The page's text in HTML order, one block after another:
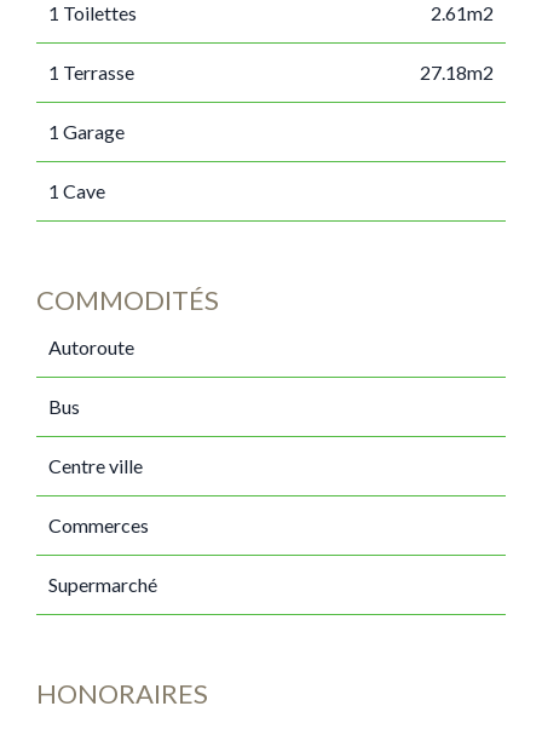
1 Toilettes 2.61m2
1 Terrasse 27.18m2
1 Garage
1 Cave
COMMODITÉS
Autoroute
Bus
Centre ville
Commerces
Supermarché
HONORAIRES